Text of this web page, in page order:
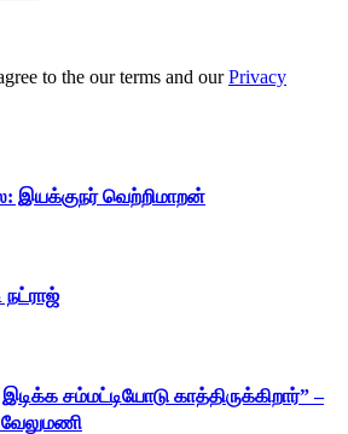
to the our terms and ourPrivacy
இயக்குநர் வெற்றிமாறன்
நட்ராஜ்
சம்மட்டியோடு காத்திருக்கிறார்” –